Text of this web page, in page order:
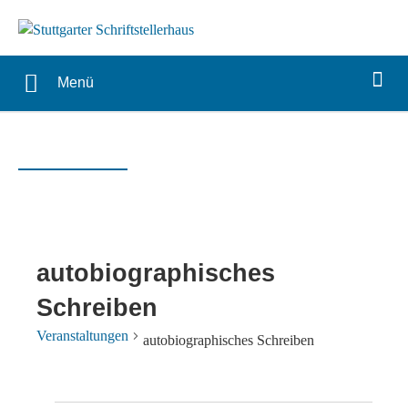
Menü
autobiographisches
Schreiben
Veranstaltungen autobiographisches Schreiben